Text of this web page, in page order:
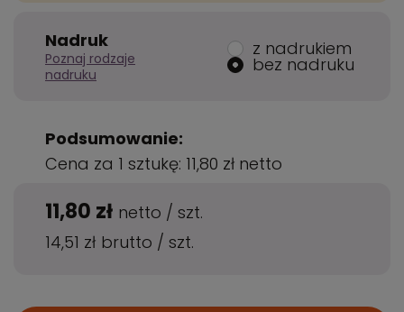
Nadruk
Poznaj rodzaje
nadruku
z nadrukiem
bez nadruku
Podsumowanie:
Cena za 1 sztukę: 11,80 zł netto
11,80 zł netto / szt.
14,51 zł brutto / szt.